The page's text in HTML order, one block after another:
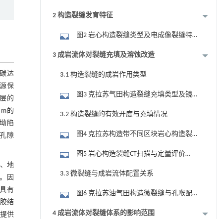
达
保
的
的
陷
隙
、地
因
有
结
供
及变形剖面(a)、岩性组合(b)和克深2区块
2 构造裂缝发育特征
图2 岩心构造裂缝类型及电成像裂缝特
征
3 成岩流体对裂缝充填及溶蚀改造
3.1 构造裂缝的成岩作用类型
图3 克拉苏气田构造裂缝充填类型及镜
3.2 构造裂缝的有效开度与充填情况
图4 克拉苏构造带不同区块岩心构造裂
图5 岩心构造裂缝CT扫描与定量评价
3.3 微裂缝与成岩流体配置关系
图6 克拉苏油气田构造微裂缝与孔喉配
置关系特征图及示意模式
4 成岩流体对裂缝体系的影响范围